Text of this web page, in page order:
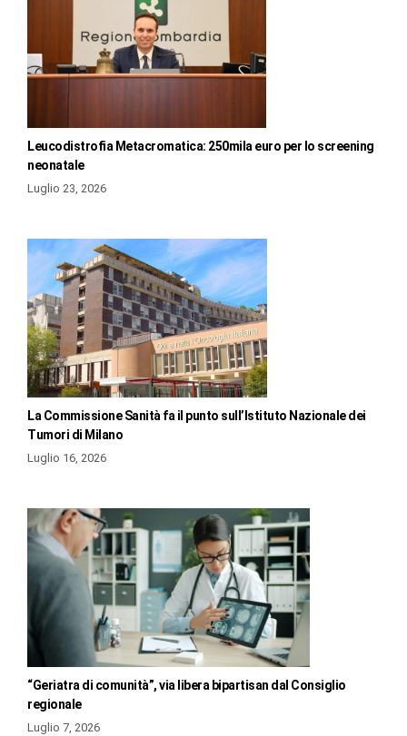
Leucodistrofia Metacromatica: 250mila euro per lo screening
neonatale
Luglio 23, 2026
La Commissione Sanità fa il punto sull’Istituto Nazionale dei
Tumori di Milano
Luglio 16, 2026
“Geriatra di comunità”, via libera bipartisan dal Consiglio
regionale
Luglio 7, 2026